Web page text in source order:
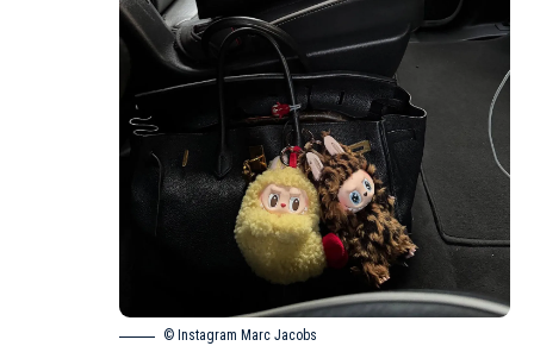
© Instagram Marc Jacobs